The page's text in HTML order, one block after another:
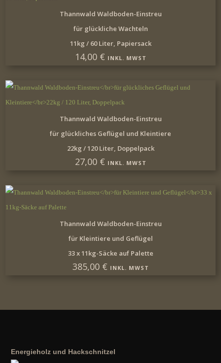
IN DEN WARENKORB
Thannwald Waldboden-Einstreu
für glückliche Wachteln
11kg / 60 Liter, Papiersack
14,00 € INKL. MWST
IN DEN WARENKORB
Thannwald Waldboden-Einstreu
für glückliches Geflügel und Kleintiere
22kg / 120 Liter, Doppelpack
27,00 € INKL. MWST
IN DEN WARENKORB
Thannwald Waldboden-Einstreu
für Kleintiere und Geflügel
33 x 11kg-Säcke auf Palette
385,00 € INKL. MWST
Energieholz und Hackschnitzel